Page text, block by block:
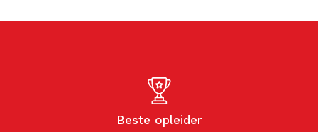
Beste opleider